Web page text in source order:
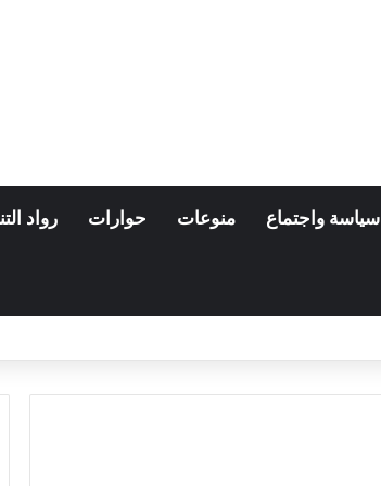
سياسة واجتماع منوعات حوارات رواد